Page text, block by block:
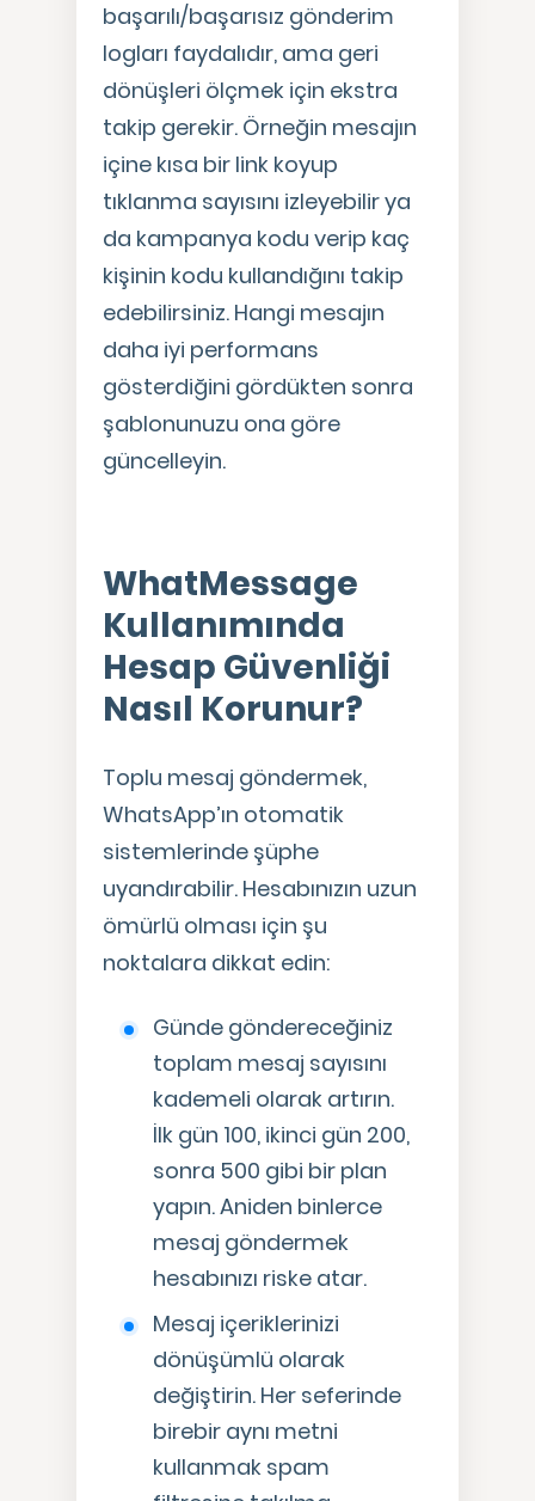
başarılı/başarısız gönderim
logları faydalıdır, ama geri
dönüşleri ölçmek için ekstra
takip gerekir. Örneğin mesajın
içine kısa bir link koyup
tıklanma sayısını izleyebilir ya
da kampanya kodu verip kaç
kişinin kodu kullandığını takip
edebilirsiniz. Hangi mesajın
daha iyi performans
gösterdiğini gördükten sonra
şablonunuzu ona göre
güncelleyin.
WhatMessage
Kullanımında
Hesap Güvenliği
Nasıl Korunur?
Toplu mesaj göndermek,
WhatsApp’ın otomatik
sistemlerinde şüphe
uyandırabilir. Hesabınızın uzun
ömürlü olması için şu
noktalara dikkat edin:
Günde göndereceğiniz
toplam mesaj sayısını
kademeli olarak artırın.
İlk gün 100, ikinci gün 200,
sonra 500 gibi bir plan
yapın. Aniden binlerce
mesaj göndermek
hesabınızı riske atar.
Mesaj içeriklerinizi
dönüşümlü olarak
değiştirin. Her seferinde
birebir aynı metni
kullanmak spam